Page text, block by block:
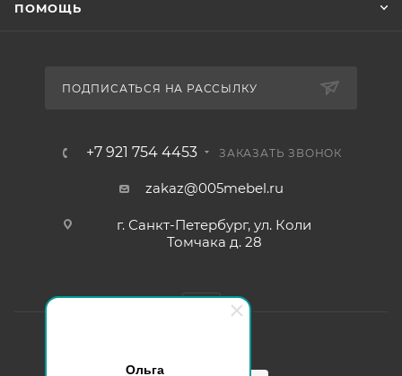
Ольга
ПОМОЩЬ
ПОДПИСАТЬСЯ НА РАССЫЛКУ
+7 921 754 4453 ЗАКАЗАТЬ ЗВОНОК
zakaz@005mebel.ru
г. Санкт-Петербург, ул. Коли
Томчака д. 28